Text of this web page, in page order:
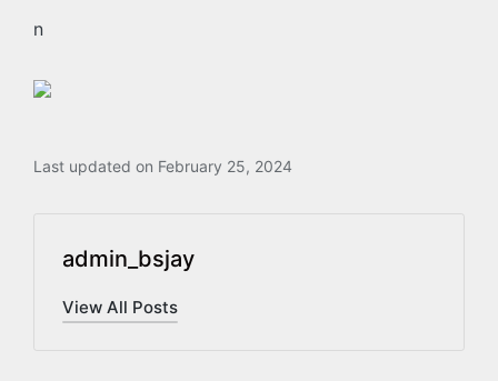
n
Last updated on February 25, 2024
admin_bsjay
View All Posts